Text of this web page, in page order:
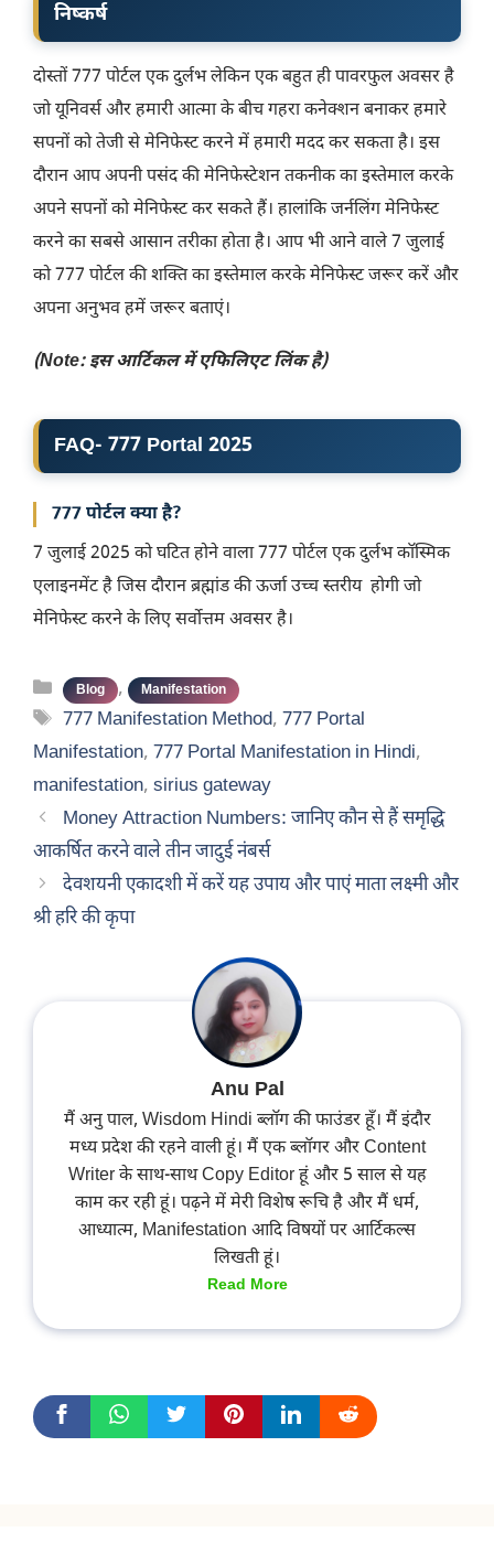
निष्कर्ष
दोस्तों 777 पोर्टल एक दुर्लभ लेकिन एक बहुत ही पावरफुल अवसर है
जो यूनिवर्स और हमारी आत्मा के बीच गहरा कनेक्शन बनाकर हमारे
सपनों को तेजी से मेनिफेस्ट करने में हमारी मदद कर सकता है। इस
दौरान आप अपनी पसंद की मेनिफेस्टेशन तकनीक का इस्तेमाल करके
अपने सपनों को मेनिफेस्ट कर सकते हैं। हालांकि जर्नलिंग मेनिफेस्ट
करने का सबसे आसान तरीका होता है। आप भी आने वाले 7 जुलाई
को 777 पोर्टल की शक्ति का इस्तेमाल करके मेनिफेस्ट जरूर करें और
अपना अनुभव हमें जरूर बताएं।
(Note: इस आर्टिकल में एफिलिएट लिंक है)
FAQ- 777 Portal 2025
777 पोर्टल क्या है?
7 जुलाई 2025 को घटित होने वाला 777 पोर्टल एक दुर्लभ कॉस्मिक
एलाइनमेंट है जिस दौरान ब्रह्मांड की ऊर्जा उच्च स्तरीय होगी जो
मेनिफेस्ट करने के लिए सर्वोत्तम अवसर है।
Categories
Blog , Manifestation
Tags
777 Manifestation Method,777 Portal
Manifestation, 777 Portal Manifestation in Hindi,
manifestation, sirius gateway
Money Attraction Numbers: जानिए कौन से हैं समृद्धि
आकर्षित करने वाले तीन जादुई नंबर्स
देवशयनी एकादशी में करें यह उपाय और पाएं माता लक्ष्मी और
श्री हरि की कृपा
Anu Pal
मैं अनु पाल, Wisdom Hindi ब्लॉग की फाउंडर हूँ। मैं इंदौर
मध्य प्रदेश की रहने वाली हूं। मैं एक ब्लॉगर और Content
Writer के साथ-साथ Copy Editor हूं और 5 साल से यह
काम कर रही हूं। पढ़ने में मेरी विशेष रूचि है और मैं धर्म,
आध्यात्म, Manifestation आदि विषयों पर आर्टिकल्स
लिखती हूं।
Read More